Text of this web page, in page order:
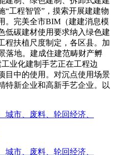
“工程智管”，摸索开展建建物
。完美全市BIM（建建消息模
低碳建材使用要求纳入绿色建
程扶植尺度制定，各区县。加
落地。建成住建范畴财产孵
业化建制手艺正在工程边
目中的使用。对沉点使用场景
特新企业和高新手艺企业。以
城市、废料、轮回经济、
城市、废料、轮回经济、